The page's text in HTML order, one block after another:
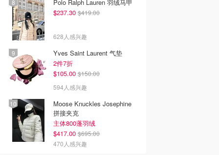
Polo Ralph Lauren 羽绒马甲
$237.30 $419.00
628人感兴趣
Yves Saint Laurent 气垫
2件7折
$105.00 $150.00
594人感兴趣
Moose Knuckles Josephine
拼接夹克
主体800蓬羽绒
$417.00 $695.00
470人感兴趣